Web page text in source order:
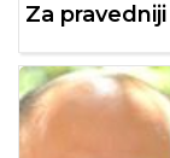
Za